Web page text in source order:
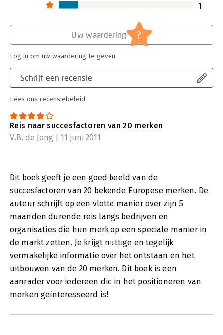
1
Schrijf een recensie
Lees ons recensiebeleid
Uw waardering ?
Log in om uw waardering te geven
Reis naar succesfactoren van 20 merken
V.B. de Jong | 11 juni 2011
Dit boek geeft je een goed beeld van de
succesfactoren van 20 bekende Europese merken. De
auteur schrijft op een vlotte manier over zijn 5
maanden durende reis langs bedrijven en
organisaties die hun merk op een speciale manier in
de markt zetten. Je krijgt nuttige en tegelijk
vermakelijke informatie over het ontstaan en het
uitbouwen van de 20 merken. Dit boek is een
aanrader voor iedereen die in het positioneren van
merken geïnteresseerd is!